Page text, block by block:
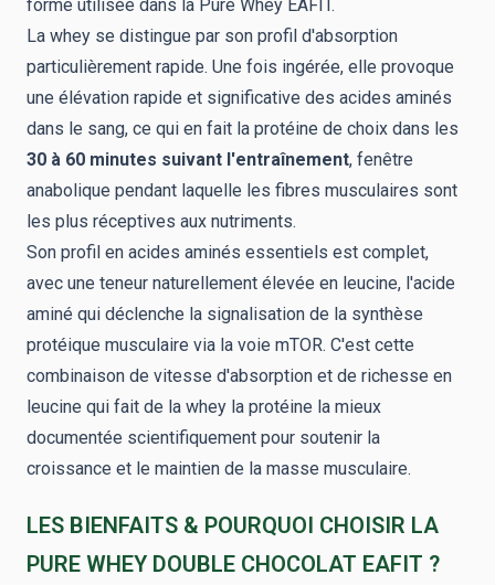
forme utilisée dans la Pure Whey EAFIT.
La whey se distingue par son profil d'absorption
particulièrement rapide. Une fois ingérée, elle provoque
une élévation rapide et significative des acides aminés
dans le sang, ce qui en fait la protéine de choix dans les
30 à 60 minutes suivant l'entraînement, fenêtre
anabolique pendant laquelle les fibres musculaires sont
les plus réceptives aux nutriments.
Son profil en acides aminés essentiels est complet,
avec une teneur naturellement élevée en leucine, l'acide
aminé qui déclenche la signalisation de la synthèse
protéique musculaire via la voie mTOR. C'est cette
combinaison de vitesse d'absorption et de richesse en
leucine qui fait de la whey la protéine la mieux
documentée scientifiquement pour soutenir la
croissance et le maintien de la masse musculaire.
LES BIENFAITS & POURQUOI CHOISIR LA
PURE WHEY DOUBLE CHOCOLAT EAFIT ?